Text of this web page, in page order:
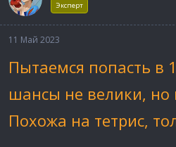
Эксперт
11 Май 2023
Пытаемся попасть в
шансы не велики, но
Похожа на тетрис,